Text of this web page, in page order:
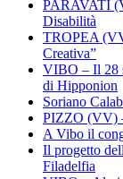
PARAVATI
Disabilità
TROPEA
Creativa”
VIBO – Il 28
di Hipponion
Soriano
PIZZO (VV)
A Vibo il
Il progetto
Filadelfia